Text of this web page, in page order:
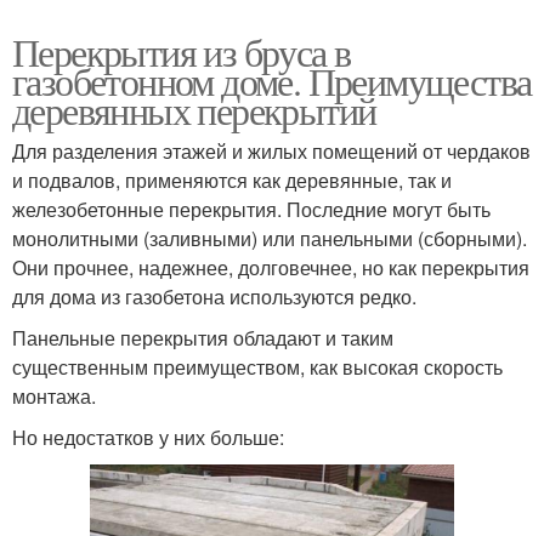
Перекрытия из бруса в
газобетонном доме. Преимущества
деревянных перекрытий
Для разделения этажей и жилых помещений от чердаков
и подвалов, применяются как деревянные, так и
железобетонные перекрытия. Последние могут быть
монолитными (заливными) или панельными (сборными).
Они прочнее, надежнее, долговечнее, но как перекрытия
для дома из газобетона используются редко.
Панельные перекрытия обладают и таким
существенным преимуществом, как высокая скорость
монтажа.
Но недостатков у них больше: